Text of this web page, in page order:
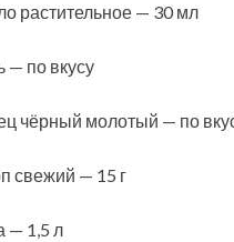
растительное — 30 мл
— по вкусу
чёрный молотый — по
свежий — 15 г
— 1,5 л